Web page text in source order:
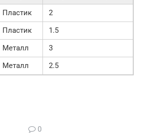
Пластик
2
Пластик
1.5
Металл
3
Металл 2.5
0